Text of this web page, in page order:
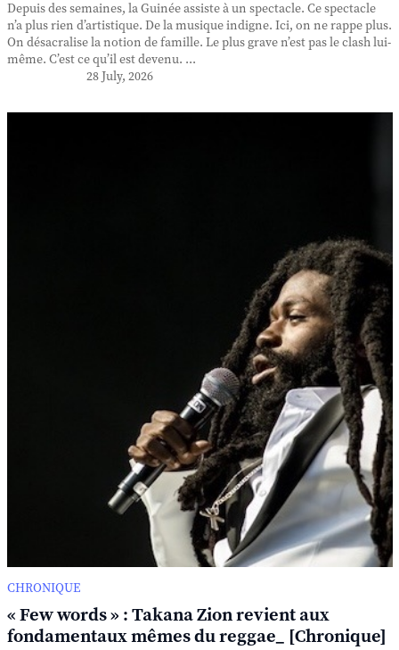
Depuis des semaines, la Guinée assiste à un spectacle. Ce spectacle
n’a plus rien d’artistique. De la musique indigne. Ici, on ne rappe plus.
On désacralise la notion de famille. Le plus grave n’est pas le clash lui-
même. C’est ce qu’il est devenu. ...
28 July, 2026
CHRONIQUE
« Few words » : Takana Zion revient aux
fondamentaux mêmes du reggae_ [Chronique]